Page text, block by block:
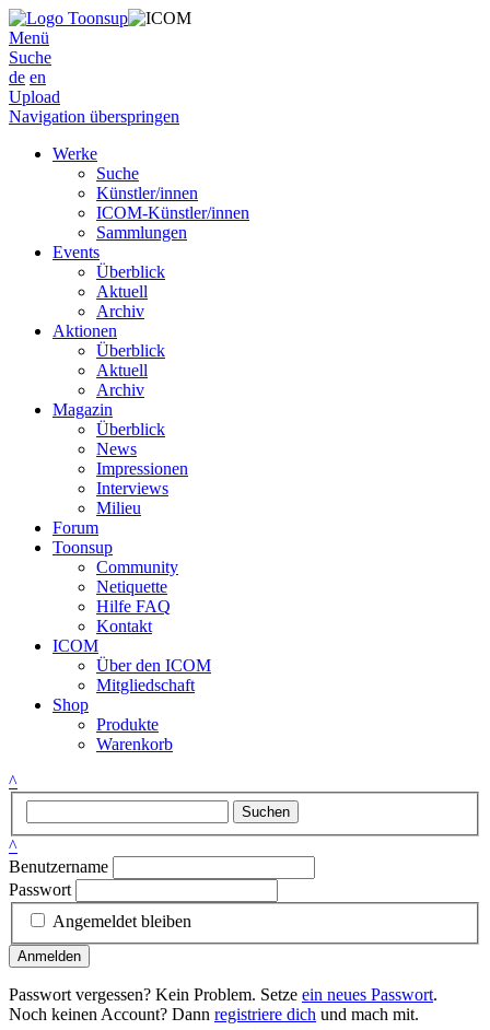
Menü
Suche
de en
Upload
Navigation überspringen
Werke
Suche
Künstler/innen
ICOM-Künstler/innen
Sammlungen
Events
Überblick
Aktuell
Archiv
Aktionen
Überblick
Aktuell
Archiv
Magazin
Überblick
News
Impressionen
Interviews
Milieu
Forum
Toonsup
Community
Netiquette
Hilfe FAQ
Kontakt
ICOM
Über den ICOM
Mitgliedschaft
Shop
Produkte
Warenkorb
^
Suchen
^
Benutzername
Passwort
Angemeldet bleiben
Anmelden
Passwort vergessen? Kein Problem. Setze ein neues Passwort.
Noch keinen Account? Dann registriere dich und mach mit.